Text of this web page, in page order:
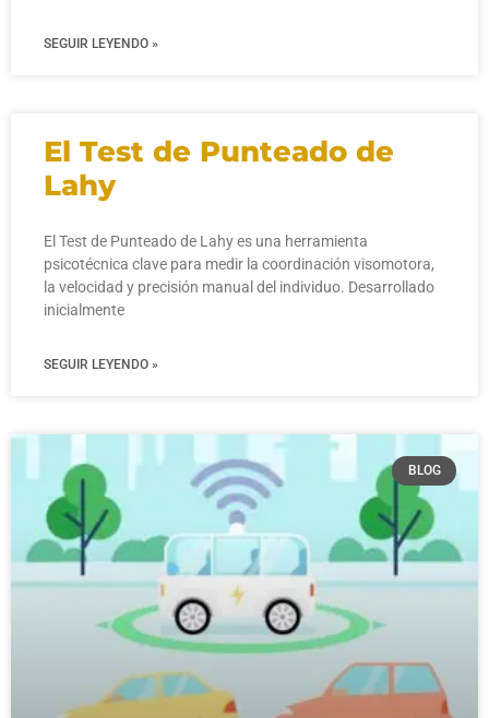
SEGUIR LEYENDO »
El Test de Punteado de
Lahy
El Test de Punteado de Lahy es una herramienta
psicotécnica clave para medir la coordinación visomotora,
la velocidad y precisión manual del individuo. Desarrollado
inicialmente
SEGUIR LEYENDO »
BLOG